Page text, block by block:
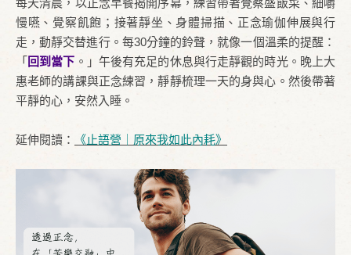
慢嚥、覺察飢飽；接著靜坐、身體掃描、正念瑜伽伸展與行
走，動靜交替進行。每30分鐘的鈴聲，就像一個溫柔的提醒：
「 回到當下 。」午後有充足的休息與行走靜觀的時光。晚上大
惠老師的講課與正念練習，靜靜梳理一天的身與心。然後帶著
平靜的心，安然入睡。
延伸閱讀： 《止語營｜原來我如此內耗》